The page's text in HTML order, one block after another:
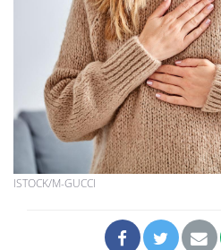
ISTOCK/M-GUCCI